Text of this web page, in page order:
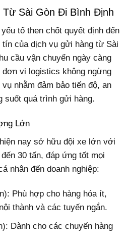
Từ Sài Gòn Đi Bình Định
tố then chốt quyết định đến
của dịch vụ gửi hàng từ Sài
cầu vận chuyển ngày càng
vị logistics không ngừng
nhằm đảm bảo tiến độ, an
suốt quá trình gửi hàng.
Lớn
nay sở hữu đội xe lớn với
30 tấn, đáp ứng tốt mọi
nhân đến doanh nghiệp:
Phù hợp cho hàng hóa ít,
thành và các tuyến ngắn.
Dành cho các chuyến hàng